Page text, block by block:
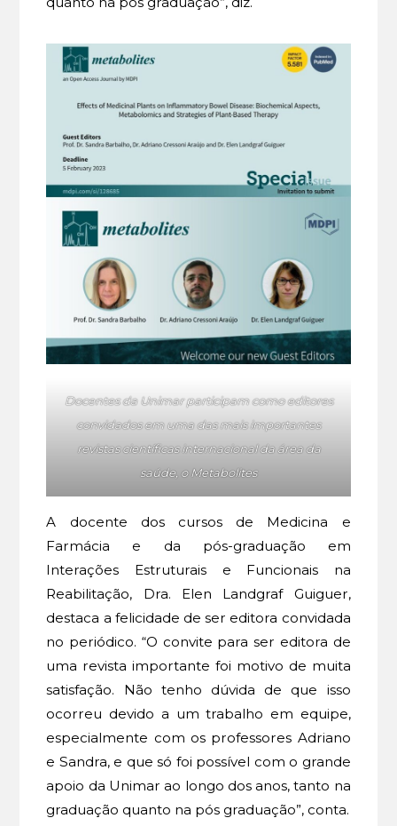
Docentes da Unimar participam como editores
convidados em uma das mais importantes
revistas científicas internacional da área da
saúde, o Metabolites
A docente dos cursos de Medicina e
Farmácia e da pós-graduação em
Interações Estruturais e Funcionais na
Reabilitação, Dra. Elen Landgraf Guiguer,
destaca a felicidade de ser editora convidada
no periódico. “O convite para ser editora de
uma revista importante foi motivo de muita
satisfação. Não tenho dúvida de que isso
ocorreu devido a um trabalho em equipe,
especialmente com os professores Adriano
e Sandra, e que só foi possível com o grande
apoio da Unimar ao longo dos anos, tanto na
graduação quanto na pós graduação”, conta.